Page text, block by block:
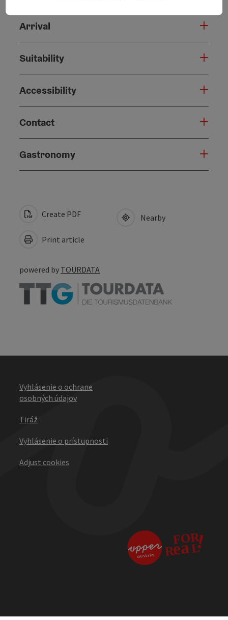
Arrival
Suitability
Accessibility
Contact
Gastronomy
Create PDF
Print article
Nearby
powered by TOURDATA
Vyhlásenie o ochrane
osobných údajov
Tiráž
Vyhlásenie o prístupnosti
Adjust cookies